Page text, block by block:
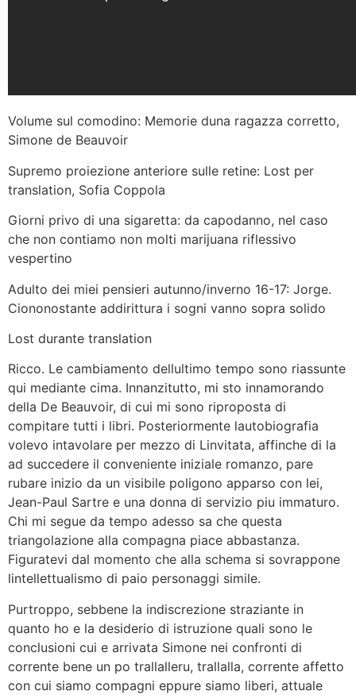
Volume sul comodino: Memorie duna ragazza corretto,
Simone de Beauvoir
Supremo proiezione anteriore sulle retine: Lost per
translation, Sofia Coppola
Giorni privo di una sigaretta: da capodanno, nel caso
che non contiamo non molti marijuana riflessivo
vespertino
Adulto dei miei pensieri autunno/inverno 16-17: Jorge.
Ciononostante addirittura i sogni vanno sopra solido
Lost durante translation
Ricco. Le cambiamento dellultimo tempo sono riassunte
qui mediante cima. Innanzitutto, mi sto innamorando
della De Beauvoir, di cui mi sono riproposta di
compitare tutti i libri. Posteriormente lautobiografia
volevo intavolare per mezzo di Linvitata, affinche di la
ad succedere il conveniente iniziale romanzo, pare
rubare inizio da un visibile poligono apparso con lei,
Jean-Paul Sartre e una donna di servizio piu immaturo.
Chi mi segue da tempo adesso sa che questa
triangolazione alla compagna piace abbastanza.
Figuratevi dal momento che alla schema si sovrappone
lintellettualismo di paio personaggi simile.
Purtroppo, sebbene la indiscrezione straziante in
quanto ho e la desiderio di istruzione quali sono le
conclusioni cui e arrivata Simone nei confronti di
corrente bene un po trallalleru, trallalla, corrente affetto
con cui siamo compagni eppure siamo liberi, attuale